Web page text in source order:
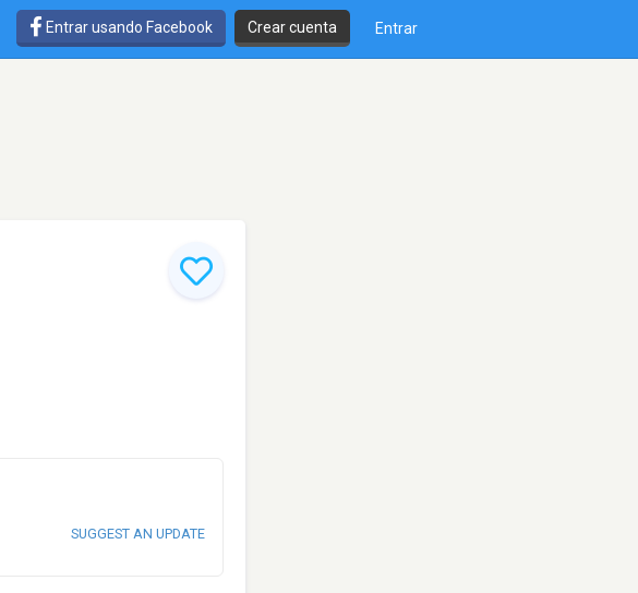
Entrar usando Facebook Crear cuenta Entrar
SUGGEST AN UPDATE